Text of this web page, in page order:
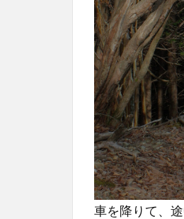
事実
に気
づく
3
リー
ルを
付け
ず、
テン
カラ
スタ
イル
で
車を降りて、